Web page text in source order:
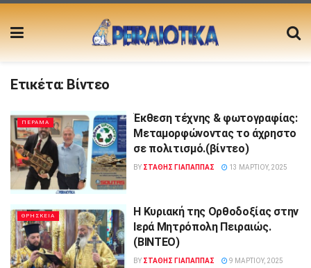
Ετικέτα: Βίντεο
ΠΕΡΑΜΑ
Έκθεση τέχνης & φωτογραφίας:
Μεταμορφώνοντας το άχρηστο
σε πολιτισμό.(βίντεο)
BY ΣΤΑΘΗΣ ΓΊΑΠΑΠΠΑΣ 13 ΜΑΡΤΊΟΥ, 2025
ΘΡΗΣΚΕΙΑ
Η Κυριακή της Ορθοδοξίας στην
Ιερά Μητρόπολη Πειραιώς.
(ΒΙΝΤΕΟ)
BY ΣΤΑΘΗΣ ΓΊΑΠΑΠΠΑΣ 9 ΜΑΡΤΊΟΥ, 2025